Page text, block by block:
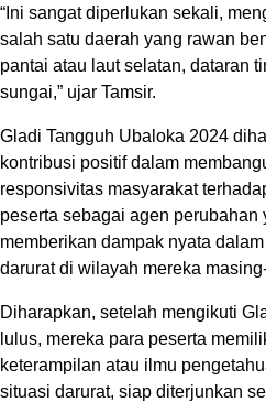
“Ini sangat diperlukan sekali,
salah satu daerah yang rawan
pantai atau laut selatan, dataran
sungai,” ujar Tamsir.
Gladi Tangguh Ubaloka 2024
kontribusi positif dalam
responsivitas masyarakat
peserta sebagai agen perubahan
memberikan dampak nyata
darurat di wilayah mereka
Diharapkan, setelah mengikuti
lulus, mereka para peserta
keterampilan atau ilmu
situasi darurat, siap diterjunkan